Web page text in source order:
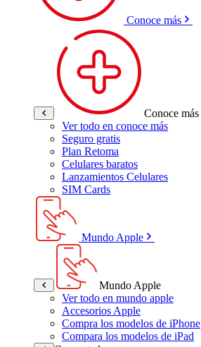
Conoce más
Conoce más
Ver todo en conoce más
Seguro gratis
Plan Retoma
Celulares baratos
Lanzamientos Celulares
SIM Cards
Mundo Apple
Mundo Apple
Ver todo en mundo apple
Accesorios Apple
Compra los modelos de iPhone
Compara los modelos de iPad